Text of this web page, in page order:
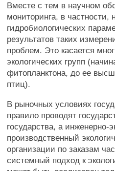
Вместе с тем в научном
мониторинга, в
гидробиологических
результатов таких
проблем. Это касается
экологических групп
фитопланктона, до ее
птиц).
В рыночных условиях
правило проводят
государства, а
производственный
организации по заказам
системный подход к